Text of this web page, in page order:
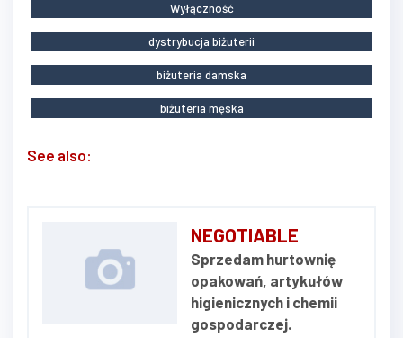
Wyłączność
dystrybucja biżuterii
biżuteria damska
biżuteria męska
See also:
NEGOTIABLE
Sprzedam hurtownię
opakowań, artykułów
higienicznych i chemii
gospodarczej.